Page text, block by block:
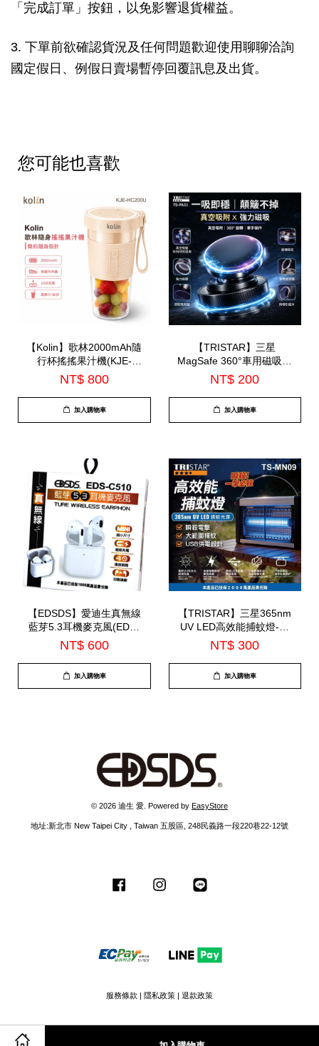
「完成訂單」按鈕，以免影響退貨權益。
3. 下單前欲確認貨況及任何問題歡迎使用聊聊洽詢
國定假日、例假日賣場暫停回覆訊息及出貨。
您可能也喜歡
【Kolin】歌林2000mAh隨
行杯搖搖果汁機(KJE-
HC200U)
NT$ 800
加入購物車
【TRISTAR】三星
MagSafe 360°車用磁吸手
機支架(TS-PA31)
NT$ 200
加入購物車
【EDSDS】愛迪生真無線
藍芽5.3耳機麥克風(EDS-
C510)-7月底到貨
NT$ 600
加入購物車
【TRISTAR】三星365nm
UV LED高效能捕蚊燈-大
(TS-MN09)
NT$ 300
加入購物車
© 2026 迪生 愛. Powered by EasyStore
地址:新北市 New Taipei City , Taiwan 五股區, 248民義路一段220巷22-12號
Facebook Instagram
服務條款 | 隱私政策 | 退款政策